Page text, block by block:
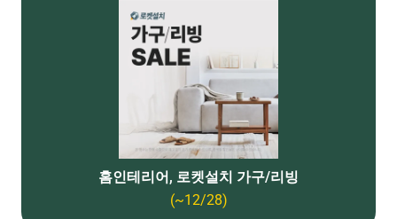
홈인테리어, 로켓설치 가구/리빙
(~12/28)